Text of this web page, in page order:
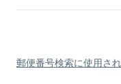
郵便番号検索に使用さ